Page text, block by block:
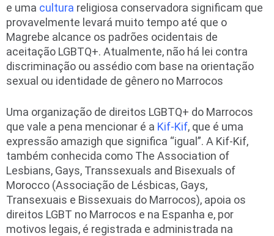
e uma cultura religiosa conservadora significam que
provavelmente levará muito tempo até que o
Magrebe alcance os padrões ocidentais de
aceitação LGBTQ+. Atualmente, não há lei contra
discriminação ou assédio com base na orientação
sexual ou identidade de gênero no Marrocos
Uma organização de direitos LGBTQ+ do Marrocos
que vale a pena mencionar é a Kif-Kif, que é uma
expressão amazigh que significa “igual”. A Kif-Kif,
também conhecida como The Association of
Lesbians, Gays, Transsexuals and Bisexuals of
Morocco (Associação de Lésbicas, Gays,
Transexuais e Bissexuais do Marrocos), apoia os
direitos LGBT no Marrocos e na Espanha e, por
motivos legais, é registrada e administrada na